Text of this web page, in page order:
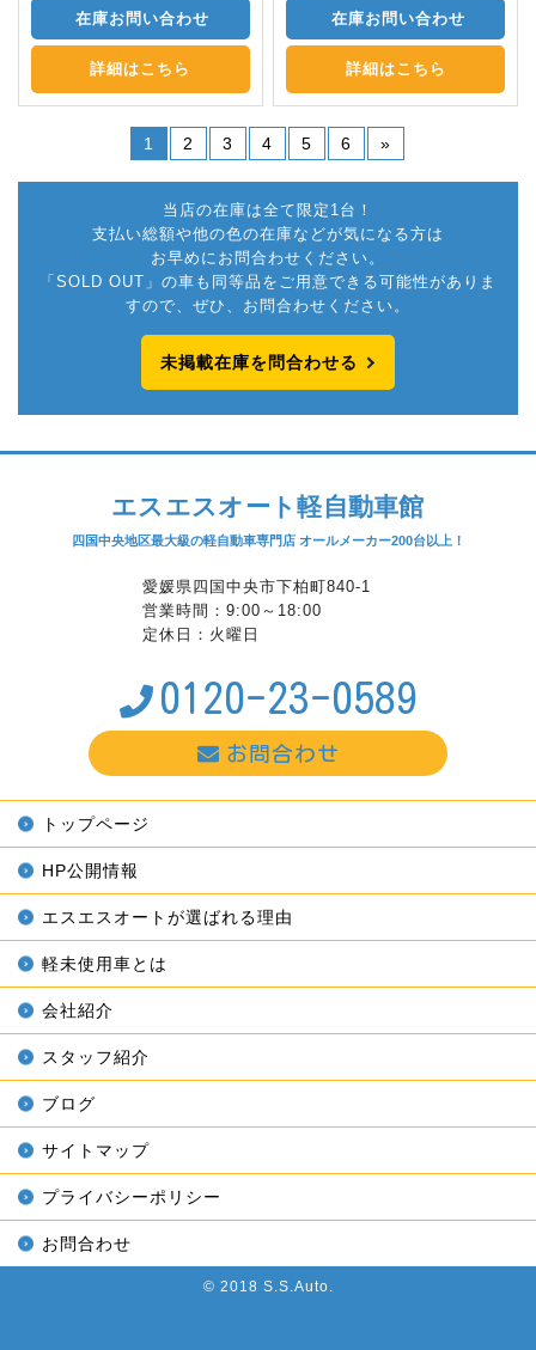
在庫お問い合わせ
詳細はこちら
在庫お問い合わせ
詳細はこちら
1 2 3 4 5 6 »
当店の在庫は全て限定1台！
支払い総額や他の色の在庫などが気になる方は
お早めにお問合わせください。
「SOLD OUT」の車も同等品をご用意できる可能性がありま
すので、ぜひ、お問合わせください。
未掲載在庫を問合わせる
エスエスオート軽自動車館
四国中央地区最大級の軽自動車専門店 オールメーカー200台以上！
愛媛県四国中央市下柏町840-1
営業時間：9:00～18:00
定休日：火曜日
0120-23-0589
お問合わせ
トップページ
HP公開情報
エスエスオートが選ばれる理由
軽未使用車とは
会社紹介
スタッフ紹介
ブログ
サイトマップ
プライバシーポリシー
お問合わせ
© 2018 S.S.Auto.